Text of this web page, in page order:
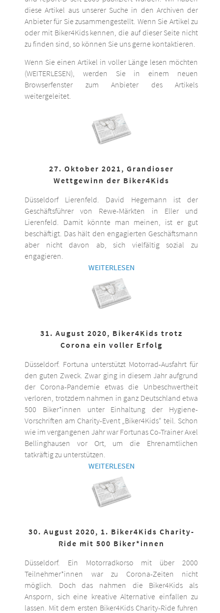
diese Artikel aus unserer Suche in den Archiven der
Anbieter für Sie zusammengestellt. Wenn Sie Artikel zu
oder mit Biker4Kids kennen, die auf dieser Seite nicht
zu finden sind, so können Sie uns gerne kontaktieren.
Wenn Sie einen Artikel in voller Länge lesen möchten
(WEITERLESEN), werden Sie in einem neuen
Browserfenster zum Anbieter des Artikels
weitergeleitet.
27. Oktober 2021, Grandioser
Wettgewinn der Biker4Kids
Düsseldorf Lierenfeld. David Hegemann ist der
Geschäftsführer von Rewe-Märkten in Eller und
Lierenfeld. Damit könnte man meinen, ist er gut
beschäftigt. Das hält den engagierten Geschäftsmann
aber nicht davon ab, sich vielfältig sozial zu
engagieren.
WEITERLESEN
31. August 2020, Biker4Kids trotz
Corona ein voller Erfolg
Düsseldorf. Fortuna unterstützt Motorrad-Ausfahrt für
den guten Zweck. Zwar ging in diesem Jahr aufgrund
der Corona-Pandemie etwas die Unbeschwertheit
verloren, trotzdem nahmen in ganz Deutschland etwa
500 Biker*innen unter Einhaltung der Hygiene-
Vorschriften am Charity-Event „Biker4Kids“ teil. Schon
wie im vergangenen Jahr war Fortunas Co-Trainer Axel
Bellinghausen vor Ort, um die Ehrenamtlichen
tatkräftig zu unterstützen.
WEITERLESEN
30. August 2020, 1. Biker4Kids Charity-
Ride mit 500 Biker*innen
Düsseldorf. Ein Motorradkorso mit über 2000
Teilnehmer*innen war zu Corona-Zeiten nicht
möglich. Doch das nahmen die Biker4Kids als
Ansporn, sich eine kreative Alternative einfallen zu
lassen. Mit dem ersten Biker4Kids Charity-Ride fuhren